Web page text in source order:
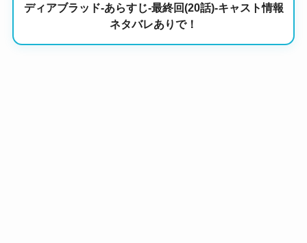
ディアブラッド-あらすじ-最終回(20話)-キャスト情報
ネタバレありで！